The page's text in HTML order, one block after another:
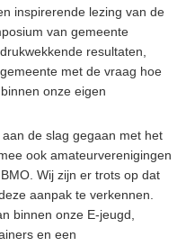
inspirerende lezing van de
van gemeente
resultaten,
met de vraag hoe
onze eigen
de slag gegaan met het
ook amateurverenigingen
Wij zijn er trots op dat
aanpak te verkennen.
binnen onze E-jeugd,
en een